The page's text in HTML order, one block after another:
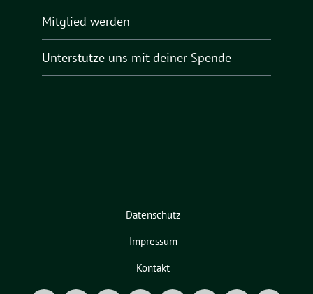
Mitglied werden
Unterstütze uns mit deiner Spende
Datenschutz
Impressum
Kontakt